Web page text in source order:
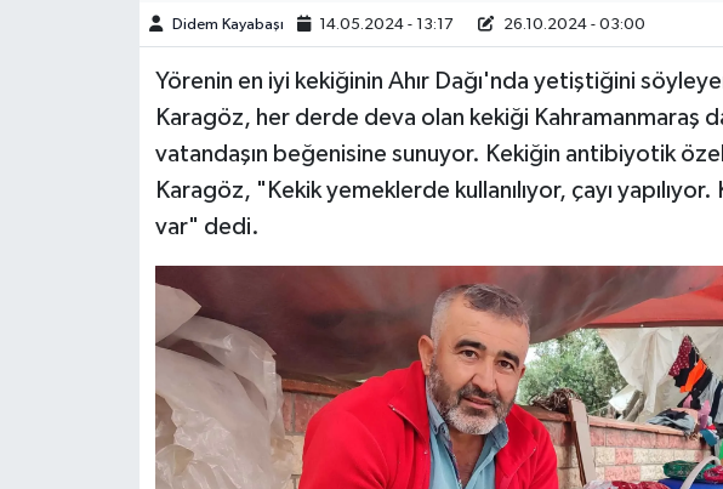
Didem Kayabaşı 14.05.2024 - 13:17 26.10.2024 - 03:00
Yörenin en iyi kekiğinin Ahır Dağı'nda yetiştiğini
Karagöz, her derde deva olan kekiği Kahramanmaraş
vatandaşın beğenisine sunuyor. Kekiğin antibiyotik
Karagöz, "Kekik yemeklerde kullanılıyor, çayı
var" dedi.